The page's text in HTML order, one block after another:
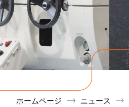
ホームページ ニュース